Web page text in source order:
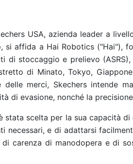
USA, azienda leader a
si affida a Hai Robotics ("Hai"),
di stoccaggio e prelievo
di Minato, Tokyo,
merci, Skechers intende
di evasione, nonché la
stata scelta per la sua capacità
necessari, e di adattarsi
carenza di manodopera e di